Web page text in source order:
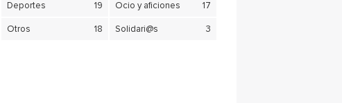
Deportes 19 Ocio y aficiones 17
Otros 18 Solidari@s 3